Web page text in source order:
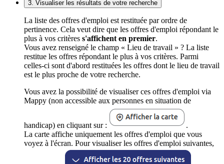
3. Visualiser les résultats de votre recherche
La liste des offres d'emploi est restituée par ordre de
pertinence. Cela veut dire que les offres d'emploi répondant le
plus à vos critères s'affichent en premier.
Vous avez renseigné le champ « Lieu de travail » ? La liste
restitue les offres répondant le plus à vos critères. Parmi
celles-ci sont d'abord restituées les offres dont le lieu de travail
est le plus proche de votre recherche.
Vous avez la possibilité de visualiser ces offres d'emploi via
Mappy (non accessible aux personnes en situation de
handicap) en cliquant sur :
.
La carte affiche uniquement les offres d'emploi que vous
voyez à l'écran. Pour visualiser les offres d'emploi suivantes,